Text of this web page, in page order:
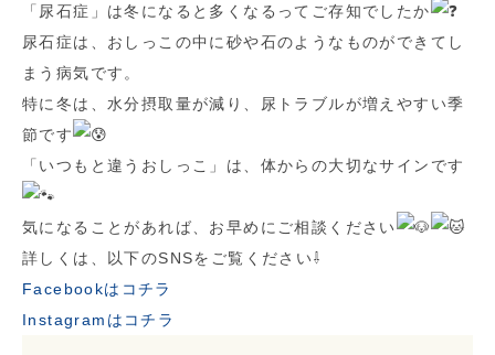
「尿石症」は冬になると多くなるってご存知でしたか
尿石症は、おしっこの中に砂や石のようなものができてし
まう病気です。
特に冬は、水分摂取量が減り、尿トラブルが増えやすい季
節です
「いつもと違うおしっこ」は、体からの大切なサインです
気になることがあれば、お早めにご相談ください
詳しくは、以下のSNSをご覧ください⇩
Facebookはコチラ
Instagramはコチラ